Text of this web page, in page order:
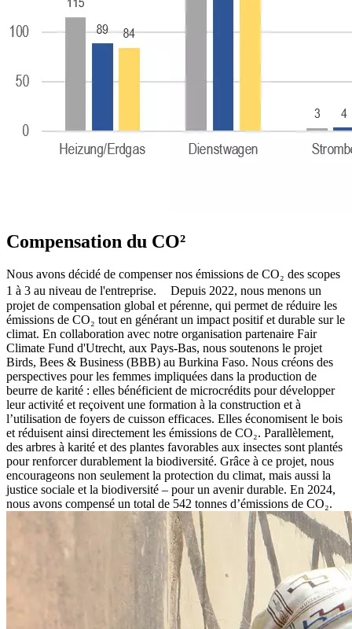
Compensation du CO²
Nous avons décidé de compenser nos émissions de CO₂ des scopes
1 à 3 au niveau de l'entreprise. Depuis 2022, nous menons un
projet de compensation global et pérenne, qui permet de réduire les
émissions de CO₂ tout en générant un impact positif et durable sur le
climat. En collaboration avec notre organisation partenaire Fair
Climate Fund d'Utrecht, aux Pays-Bas, nous soutenons le projet
Birds, Bees & Business (BBB) au Burkina Faso. Nous créons des
perspectives pour les femmes impliquées dans la production de
beurre de karité : elles bénéficient de microcrédits pour développer
leur activité et reçoivent une formation à la construction et à
l’utilisation de foyers de cuisson efficaces. Elles économisent le bois
et réduisent ainsi directement les émissions de CO₂. Parallèlement,
des arbres à karité et des plantes favorables aux insectes sont plantés
pour renforcer durablement la biodiversité. Grâce à ce projet, nous
encourageons non seulement la protection du climat, mais aussi la
justice sociale et la biodiversité – pour un avenir durable. En 2024,
nous avons compensé un total de 542 tonnes d’émissions de CO₂.